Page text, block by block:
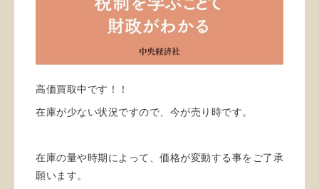
高価買取中です！！
在庫が少ない状況ですので、今が売り時です。
在庫の量や時期によって、価格が変動する事をご了承
願います。